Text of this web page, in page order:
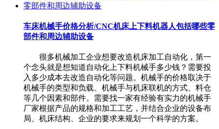
车床机械手价格分析/CNC机床上下料机器人包括哪些零
部件和周边辅助设备
很多机械加工企业想要改造机床加工自动化，第一
个念头就是想知道自动化上下料机械手多少钱？需要投
入多少成本去改造自动化等问题。机械手的价格取决于
机械手的类型和负载、机械手与机床联机的方式、料仓
等几个因素和部件。需要找一家有经验有实力的机械手
厂家根据产品的规格和加工工艺，并结合企业的设备布
局、机床结构、企业的要求来规划一个科学的方案。